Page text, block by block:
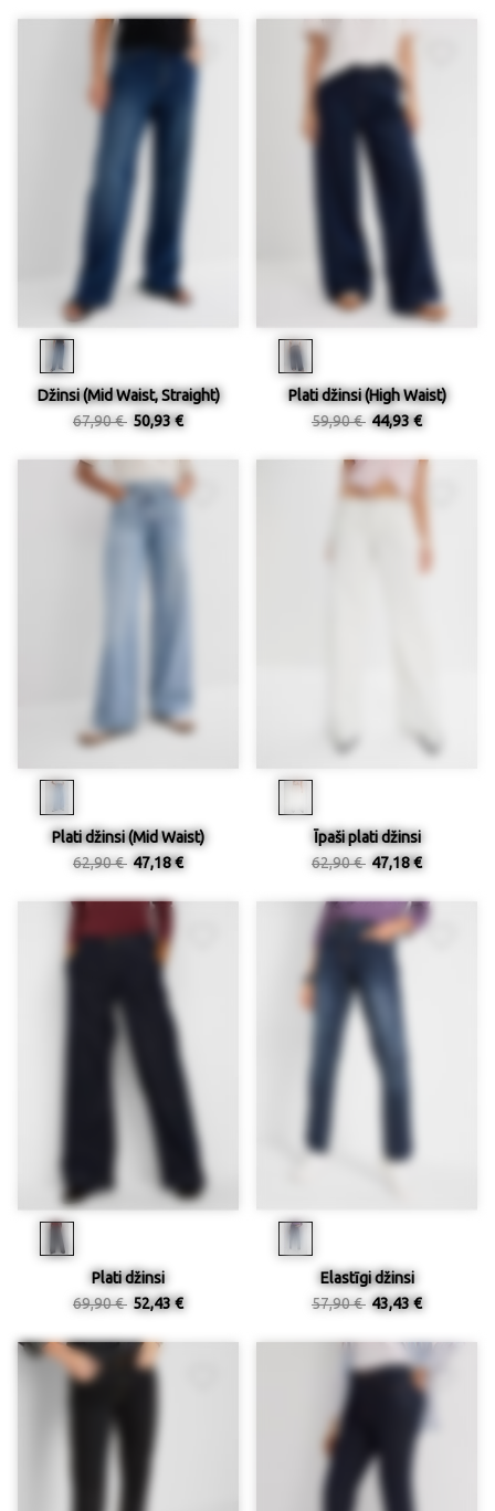
Džinsi (Mid Waist, Straight)
67,90 € 50,93 €
Plati džinsi (High Waist)
59,90 € 44,93 €
Plati džinsi (Mid Waist)
62,90 € 47,18 €
Īpaši plati džinsi
62,90 € 47,18 €
Plati džinsi
69,90 € 52,43 €
Elastīgi džinsi
57,90 € 43,43 €